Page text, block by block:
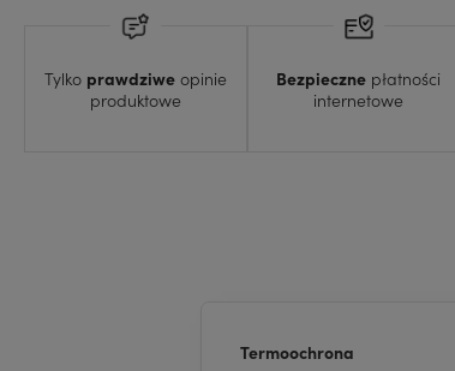
Tylko prawdziweopinie
produktowe
Bezpieczne płatności
internetowe
Termoochrona